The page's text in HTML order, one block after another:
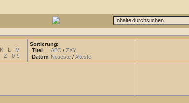
K L
M
Z 0-9
Sortierung:
Titel
ABC / ZXY
Datum Neueste / Älteste